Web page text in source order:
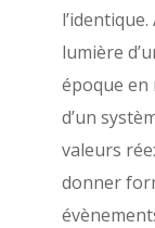
l’identique.
lumière
époque
d’un
valeurs
donner